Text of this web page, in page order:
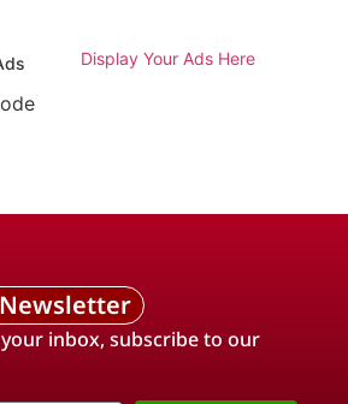
Display Your Ads Here
inbox, subscribe to our